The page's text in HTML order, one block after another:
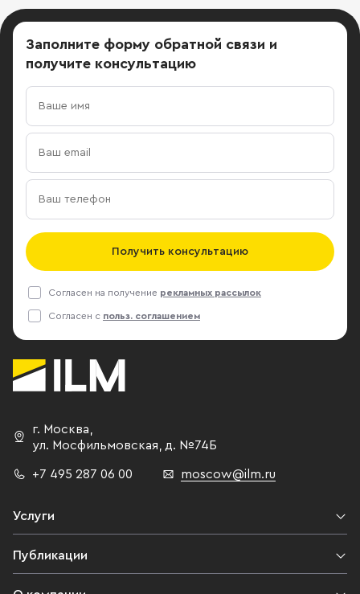
Заполните форму обратной связи и
получите консультацию
Получить консультацию
Согласен на получение рекламных рассылок
Согласен с польз. соглашением
г. Москва,
ул. Мосфильмовская, д. №74Б
+7 495 287 06 00 moscow@ilm.ru
Услуги
Публикации